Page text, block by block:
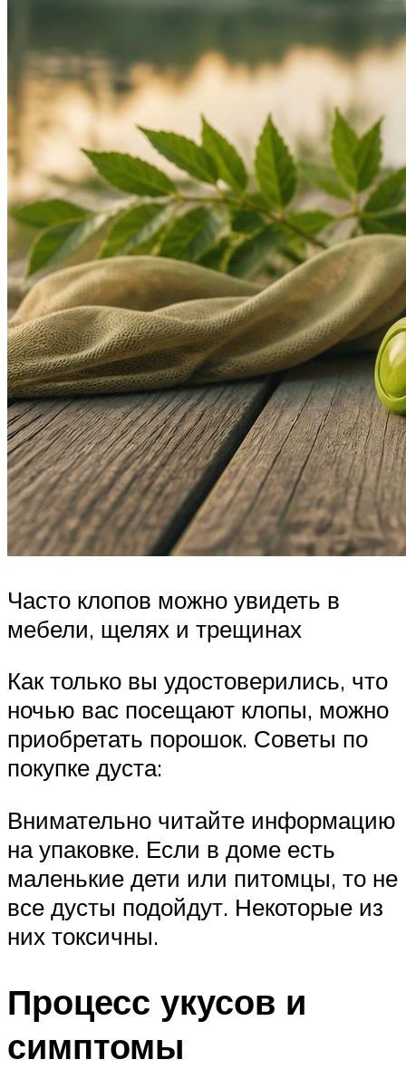
Часто клопов можно увидеть в
мебели, щелях и трещинах
Как только вы удостоверились, что
ночью вас посещают клопы, можно
приобретать порошок. Советы по
покупке дуста:
Внимательно читайте информацию
на упаковке. Если в доме есть
маленькие дети или питомцы, то не
все дусты подойдут. Некоторые из
них токсичны.
Процесс укусов и
симптомы